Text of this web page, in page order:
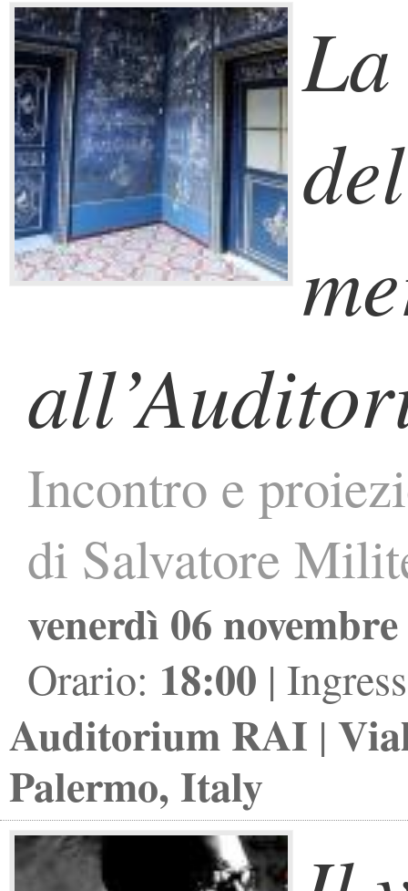
Incontro e
di Salvatore
venerdì 06
Orario: 18:00 |
Auditorium RAI |
Palermo, Italy